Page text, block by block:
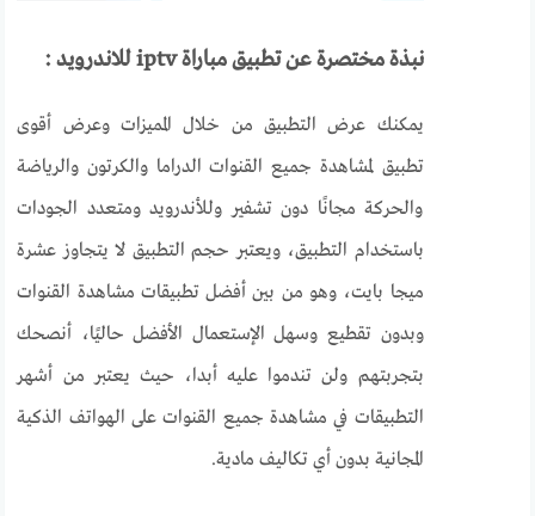
نبذة مختصرة عن تطبيق مباراةiptvللاندرويد :
يمكنك عرض التطبيق من خلال المميزات وعرض أقوى
تطبيق لمشاهدة جميع القنوات الدراما والكرتون والرياضة
والحركة مجانًا دون تشفير وللأندرويد ومتعدد الجودات
باستخدام التطبيق، ويعتبر حجم التطبيق لا يتجاوز عشرة
ميجا بايت، وهو من بين أفضل تطبيقات مشاهدة القنوات
وبدون تقطيع وسهل الإستعمال الأفضل حاليًا، أنصحك
بتجربتهم ولن تندموا عليه أبدا، حيث يعتبر من أشهر
التطبيقات في مشاهدة جميع القنوات على الهواتف الذكية
المجانية بدون أي تكاليف مادية.